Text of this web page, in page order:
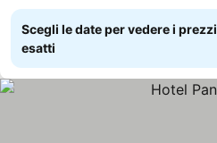
Scegli le date per vedere i prezzi
esatti